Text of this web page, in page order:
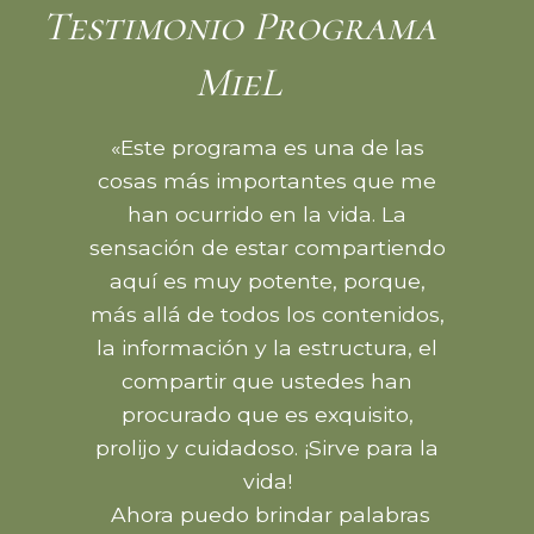
Testimonio Programa
MieL
«Este programa es una de las
cosas más importantes que me
han ocurrido en la vida. La
sensación de estar compartiendo
aquí es muy potente, porque,
más allá de todos los contenidos,
la información y la estructura, el
compartir que ustedes han
procurado que es exquisito,
prolijo y cuidadoso. ¡Sirve para la
vida!
Ahora puedo brindar palabras